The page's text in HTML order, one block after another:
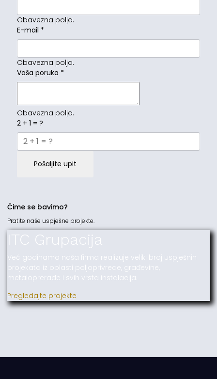
Obavezna polja.
E-mail *
Obavezna polja.
Vaša poruka *
Obavezna polja.
2 + 1 = ?
Pošaljite upit
Čime se bavimo?
Pratite naše uspješne projekte.
ITC Grupacija
Već godinama naša firma realizuje veliki broj uspješnih
projekata iz oblasti poljoprivrede, građevine,
metaloprerade i svih vrsta instalacija.
Pregledajte projekte